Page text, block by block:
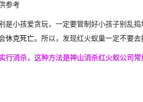
参考
是小孩爱贪玩，一定要管制好小孩子别乱
休克死亡。所以，发现红火蚁巢一定不要去
行消杀，这种方法是神山消杀红火蚁公司